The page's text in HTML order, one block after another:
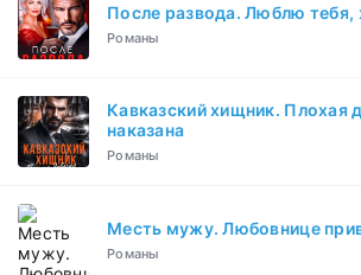
После развода. Люблю тебя,
Романы
Кавказский хищник. Плохая
наказана
Романы
Месть мужу. Любовнице
Романы